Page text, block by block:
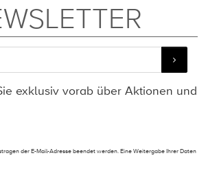
exklusiv vorab über Aktionen und
der E-Mail-Adresse beendet werden. Eine Weitergabe Ihrer Daten